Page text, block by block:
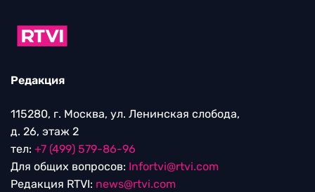
Редакция
115280, г. Москва, ул. Ленинская слобода,
д. 26, этаж 2
тел: +7 (499) 579-86-96
Для общих вопросов: Infortvi@rtvi.com
Редакция RTVI: news@rtvi.com